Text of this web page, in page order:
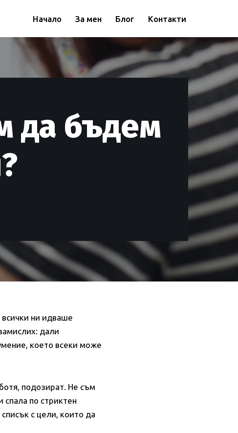
Начало За мен Блог Контакти
да бъдем
всички ни идваше
дали
което всеки може
подозират. Не съм
по стриктен
с цели, които да